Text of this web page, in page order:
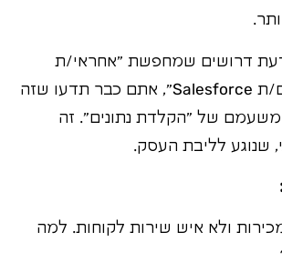
דרושים שמחפשת "אחראי/ת
CRM" או "מיישם/ת Salesforce", אתם כבר תדעו שזה
משעמם של "הקלדת נתונים". זה
שנוגע לליבת העסק.
ולא איש שירות לקוחות. למה